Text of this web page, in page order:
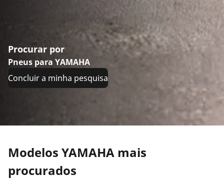
Procurar por
Pneus para YAMAHA
Concluir a minha pesquisa
Modelos YAMAHA mais
procurados